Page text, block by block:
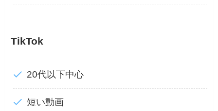
TikTok
20代以下中心
短い動画